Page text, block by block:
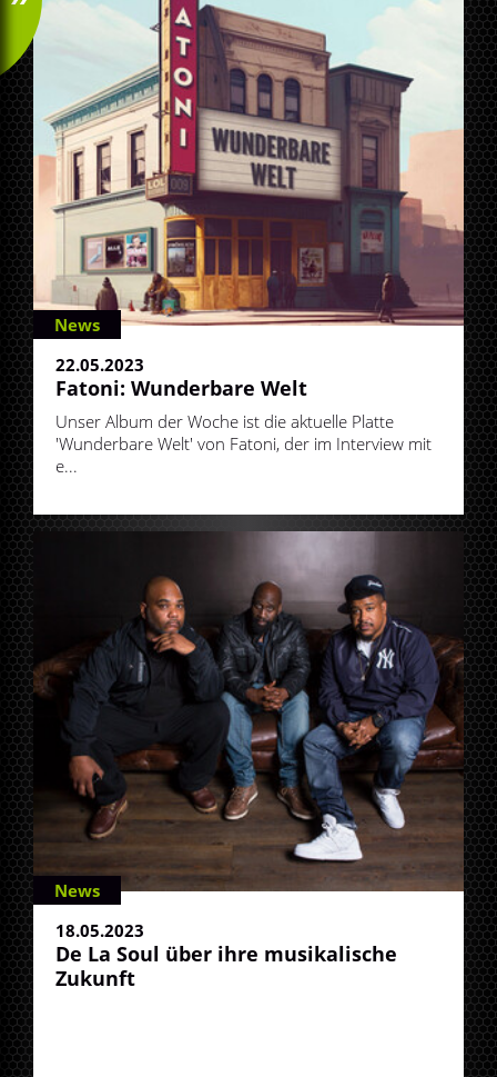
News
22.05.2023
Fatoni: Wunderbare Welt
Unser Album der Woche ist die aktuelle Platte
'Wunderbare Welt' von Fatoni, der im Interview mit
e...
News
18.05.2023
De La Soul über ihre musikalische
Zukunft